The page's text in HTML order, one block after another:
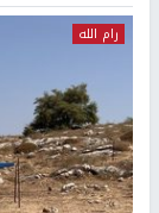
رام الله